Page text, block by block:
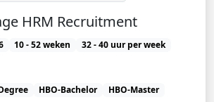
HRM Recruitment
10 - 52 weken
32 - 40 uur per week
HBO-Bachelor
HBO-Master